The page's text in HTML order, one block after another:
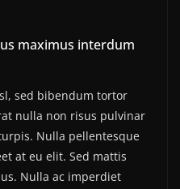
maximus interdum
sed bibendum tortor
nulla non risus pulvinar
Nulla pellentesque
at eu elit. Sed mattis
Nulla ac imperdiet